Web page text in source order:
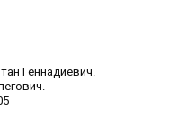
Геннадиевич.